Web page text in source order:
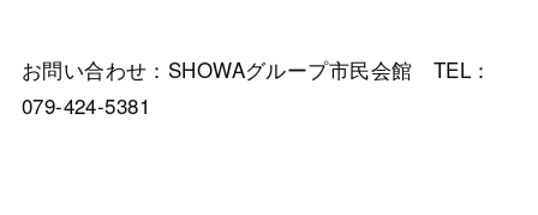
お問い合わせ：SHOWAグループ市民会館 TEL：
079-424-5381